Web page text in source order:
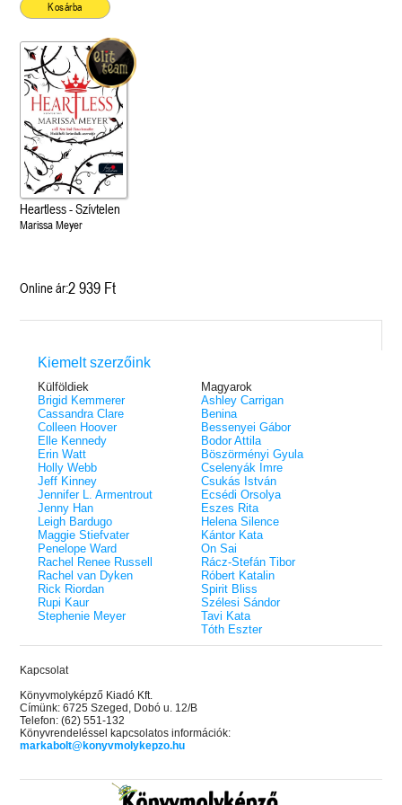
Kosárba
Heartless - Szívtelen
Marissa Meyer
Online ár:2 939 Ft
Kiemelt szerzőink
Külföldiek
Brigid Kemmerer
Cassandra Clare
Colleen Hoover
Elle Kennedy
Erin Watt
Holly Webb
Jeff Kinney
Jennifer L. Armentrout
Jenny Han
Leigh Bardugo
Maggie Stiefvater
Penelope Ward
Rachel Renee Russell
Rachel van Dyken
Rick Riordan
Rupi Kaur
Stephenie Meyer
Magyarok
Ashley Carrigan
Benina
Bessenyei Gábor
Bodor Attila
Böszörményi Gyula
Cselenyák Imre
Csukás István
Ecsédi Orsolya
Eszes Rita
Helena Silence
Kántor Kata
On Sai
Rácz-Stefán Tibor
Róbert Katalin
Spirit Bliss
Szélesi Sándor
Tavi Kata
Tóth Eszter
Kapcsolat
Könyvmolyképző Kiadó Kft.
Címünk: 6725 Szeged, Dobó u. 12/B
Telefon: (62) 551-132
Könyvrendeléssel kapcsolatos információk:
markabolt@konyvmolykepzo.hu